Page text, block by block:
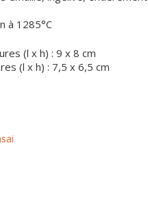
à 1285°C
(l x h) : 9 x 8 cm
(l x h) : 7,5 x 6,5 cm